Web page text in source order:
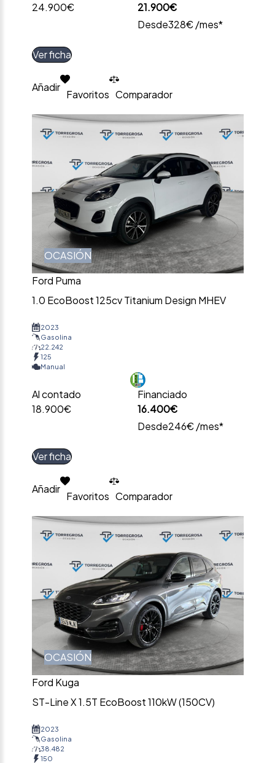
24.900€
21.900€
Desde328€ /mes*
Ver ficha
Añadir
Favoritos Comparador
OCASIÓN
Ford Puma
1.0 EcoBoost 125cv Titanium Design MHEV
2023
Gasolina
22.242
125
Manual
Al contado
18.900€
Financiado
16.400€
Desde246€ /mes*
Ver ficha
Añadir
Favoritos Comparador
OCASIÓN
Ford Kuga
ST-Line X 1.5T EcoBoost 110kW (150CV)
2023
Gasolina
38.482
150